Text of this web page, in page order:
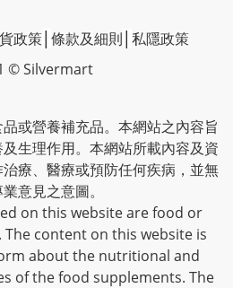
政策 條款及細則 私隱政策
© Silvermart
或營養補充品。本網站之內容旨
生理作用。本網站所載內容及資
療、醫療或預防任何疾病，並無
意見之意圖。
on this website are food or
content on this website is
about the nutritional and
of the food supplements. The